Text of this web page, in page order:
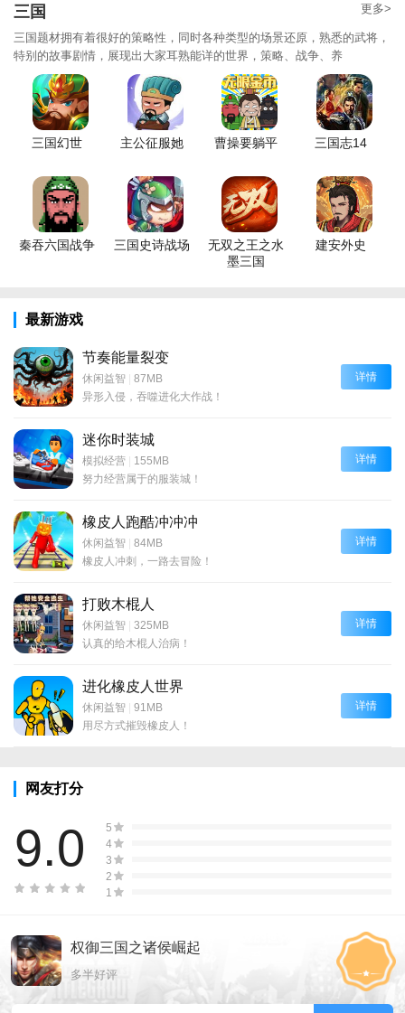
三国 更多>
三国题材拥有着很好的策略性，同时各种类型的场景还原，熟悉的武将，
特别的故事剧情，展现出大家耳熟能详的世界，策略、战争、养
三国幻世 主公征服她 曹操要躺平 三国志14
秦吞六国战争 三国史诗战场
无双之王之水
墨三国
建安外史
最新游戏
节奏能量裂变
休闲益智 | 87MB
异形入侵，吞噬进化大作战！
详情
迷你时装城
模拟经营 | 155MB
努力经营属于的服装城！
详情
橡皮人跑酷冲冲冲
休闲益智 | 84MB
橡皮人冲刺，一路去冒险！
详情
打败木棍人
休闲益智 | 325MB
认真的给木棍人治病！
详情
进化橡皮人世界
休闲益智 | 91MB
用尽方式摧毁橡皮人！
详情
网友打分
9.0
5
4
3
2
1
权御三国之诸侯崛起
多半好评